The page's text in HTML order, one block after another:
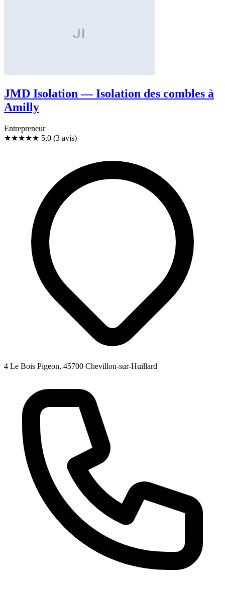
JMD Isolation — Isolation des combles à
Amilly
Entrepreneur
★★★★★ 5,0 (3 avis)
4 Le Bois Pigeon, 45700 Chevillon-sur-Huillard